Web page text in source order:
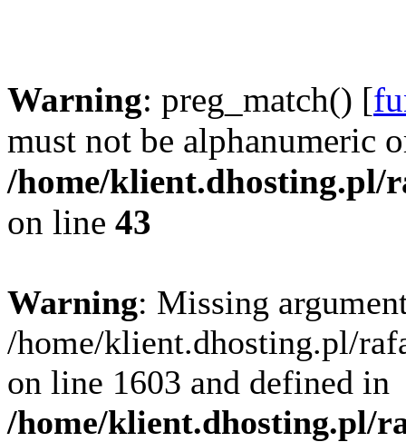
Warning: preg_match() [
must not be alphanumeric
/home/klient.dhosting.pl/
on line 43
Warning: Missing
/home/klient.dhosting.pl/
on line 1603 and defined in
/home/klient.dhosting.pl/